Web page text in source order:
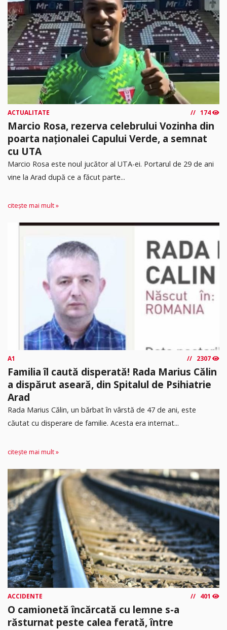
ACTUALITATE 174
Marcio Rosa, rezerva celebrului Vozinha din
poarta naționalei Capului Verde, a semnat
cu UTA
Marcio Rosa este noul jucător al UTA-ei. Portarul de 29 de ani
vine la Arad după ce a făcut parte...
citește mai mult »
A1 2307
Familia îl caută disperată! Rada Marius Călin
a dispărut aseară, din Spitalul de Psihiatrie
Arad
Rada Marius Călin, un bărbat în vârstă de 47 de ani, este
căutat cu disperare de familie. Acesta era internat...
citește mai mult »
ACCIDENTE 401
O camionetă încărcată cu lemne s-a
răsturnat peste calea ferată, între